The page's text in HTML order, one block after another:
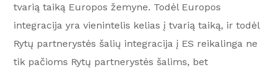
tvarią taiką Europos žemyne. Todėl Europos
integracija yra vienintelis kelias į tvarią taiką, ir todėl
Rytų partnerystės šalių integracija į ES reikalinga ne
tik pačioms Rytų partnerystės šalims, bet